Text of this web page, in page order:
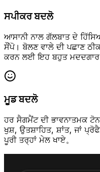
ਸਪੀਕਰ ਬਦਲੋ
ਆਸਾਨੀ ਨਾਲ ਗੱਲਬਾਤ ਦੇ
ਸੌਂਪੋ। ਬੋਲਣ ਵਾਲੇ ਦੀ ਪਛਾਣ
ਕਰਨ ਲਈ ਇਹ ਬਹੁਤ ਮਦਦਗਾਰ
ਮੂਡ ਬਦਲੋ
ਹਰ ਸੈਗਮੈਂਟ ਦੀ ਭਾਵਨਾਤਮਕ
ਖੁਸ਼, ਉਤਸ਼ਾਹਿਤ, ਸ਼ਾਂਤ, ਜਾਂ
ਪੂਰੀ ਤਰ੍ਹਾਂ ਮੇਲ ਖਾਏ。